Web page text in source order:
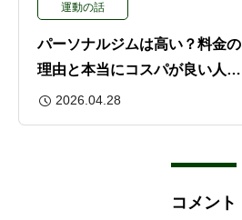
運動の話
パーソナルジムは高い？料金の
理由と本当にコスパが良い人の
特徴2026.04.28
コメント